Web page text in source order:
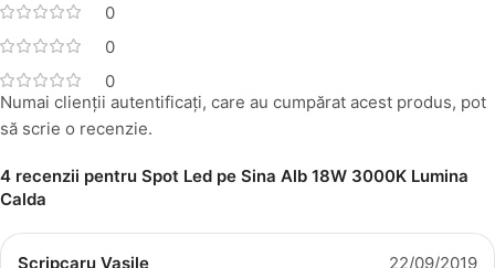
0
0
0
4 recenzii pentru Spot Led pe Sina Alb 18W 3000K Lumina
Calda
Scripcaru Vasile 22/09/2019
Numai clienții autentificați, care au cumpărat acest produs, pot
să scrie o recenzie.